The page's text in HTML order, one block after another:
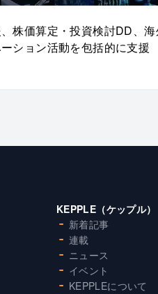
株価算定・投資検討DD、海
ション活動を包括的に支援
KEPPLE（ケップル）
新着記事
連載
ニュース
イベント
KEPPLEについて